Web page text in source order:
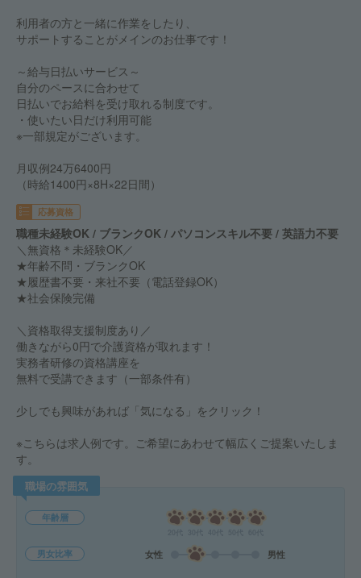
利用者の方と一緒に作業をしたり、
サポートすることがメインのお仕事です！
～給与日払いサービス～
自分のペースに合わせて
日払いでお給料を受け取れる制度です。
・使いたい日だけ利用可能
※一部規定がございます。
月収例24万6400円
（時給1400円×8H×22日間）
応募資格
職種未経験OK / ブランクOK / パソコンスキル不要 / 英語力不要
＼無資格＊未経験OK／
★年齢不問・ブランクOK
★履歴書不要・来社不要（電話登録OK）
★社会保険完備
＼資格取得支援制度あり／
働きながら0円で介護資格が取れます！
実務者研修の資格講座を
無料で受講できます（一部条件有）
少しでも興味があれば「気になる」をクリック！
※こちらは求人例です。ご希望にあわせて幅広くご提案いたしま
す。
職場の雰囲気
年齢層
男女比率 女性 男性